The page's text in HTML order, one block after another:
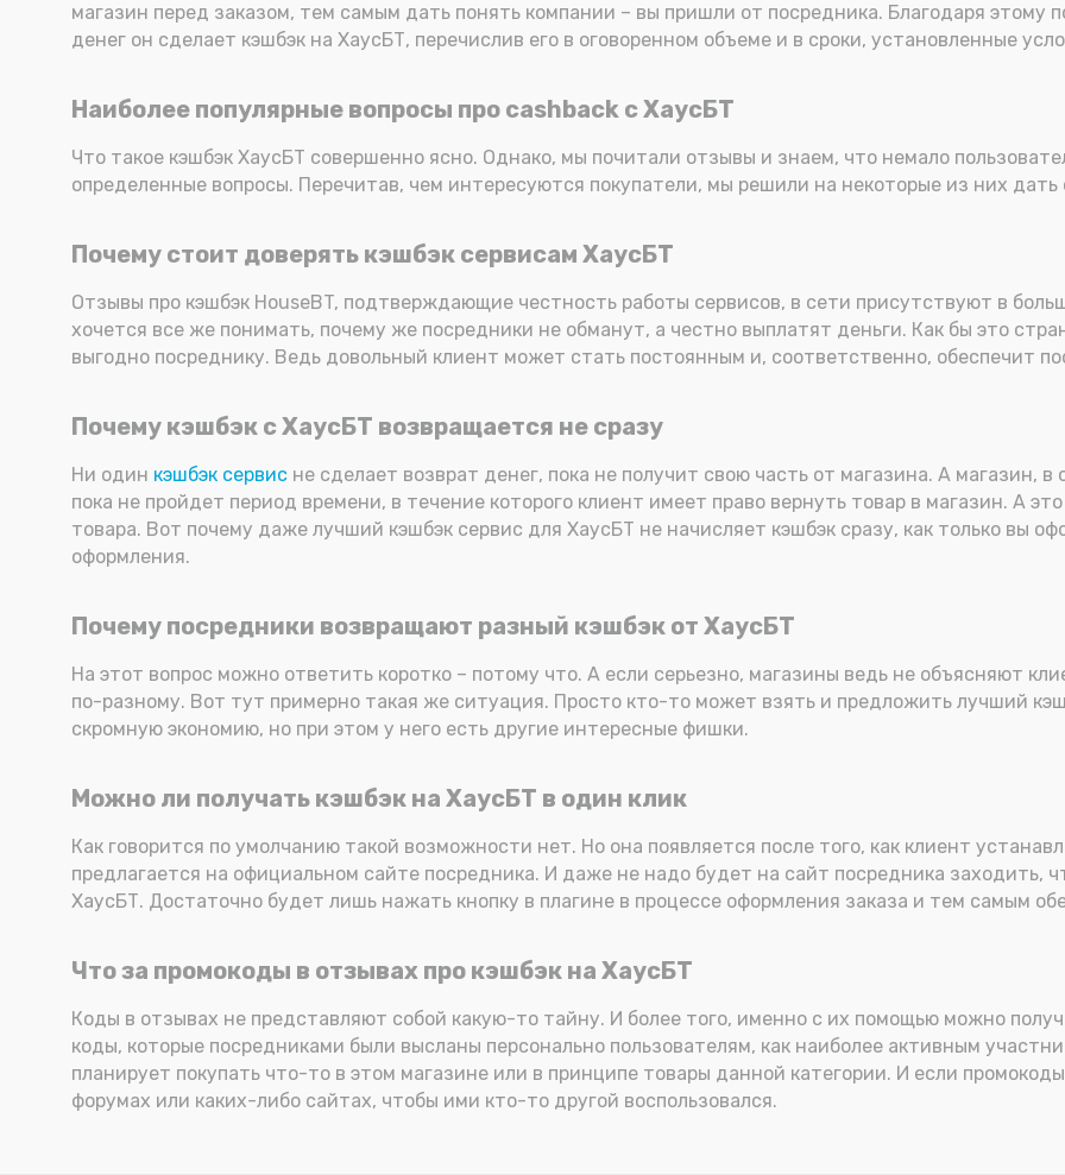
магазин перед заказом, тем самым дать понять компании – вы пришли от посредника. Благодаря этому
денег он сделает кэшбэк на ХаусБТ, перечислив его в оговоренном объеме и в сроки, установленные
Наиболее популярные вопросы про cashback с ХаусБТ
Что такое кэшбэк ХаусБТ совершенно ясно. Однако, мы почитали отзывы и знаем, что немало
определенные вопросы. Перечитав, чем интересуются покупатели, мы решили на некоторые из них дать
Почему стоит доверять кэшбэк сервисам ХаусБТ
Отзывы про кэшбэк HouseBT, подтверждающие честность работы сервисов, в сети присутствуют в
хочется все же понимать, почему же посредники не обманут, а честно выплатят деньги. Как бы это
выгодно посреднику. Ведь довольный клиент может стать постоянным и, соответственно, обеспечит
Почему кэшбэк с ХаусБТ возвращается не сразу
Ни один кэшбэк сервис не сделает возврат денег, пока не получит свою часть от магазина. А магазин,
пока не пройдет период времени, в течение которого клиент имеет право вернуть товар в магазин. А
товара. Вот почему даже лучший кэшбэк сервис для ХаусБТ не начисляет кэшбэк сразу, как только вы
оформления.
Почему посредники возвращают разный кэшбэк от ХаусБТ
На этот вопрос можно ответить коротко – потому что. А если серьезно, магазины ведь не объясняют
по-разному. Вот тут примерно такая же ситуация. Просто кто-то может взять и предложить лучший
скромную экономию, но при этом у него есть другие интересные фишки.
Можно ли получать кэшбэк на ХаусБТ в один клик
Как говорится по умолчанию такой возможности нет. Но она появляется после того, как клиент
предлагается на официальном сайте посредника. И даже не надо будет на сайт посредника заходить,
ХаусБТ. Достаточно будет лишь нажать кнопку в плагине в процессе оформления заказа и тем самым
Что за промокоды в отзывах про кэшбэк на ХаусБТ
Коды в отзывах не представляют собой какую-то тайну. И более того, именно с их помощью можно
коды, которые посредниками были высланы персонально пользователям, как наиболее активным
планирует покупать что-то в этом магазине или в принципе товары данной категории. И если
форумах или каких-либо сайтах, чтобы ими кто-то другой воспользовался.